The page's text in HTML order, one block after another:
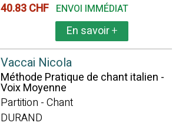
40.83 CHF ENVOI IMMÉDIAT
En savoir+
Vaccai Nicola
Méthode Pratique de chant italien -
Voix Moyenne
Partition - Chant
DURAND